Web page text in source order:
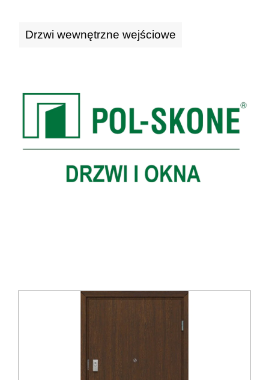
Drzwi wewnętrzne wejściowe